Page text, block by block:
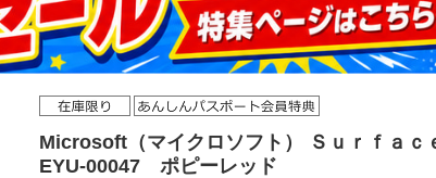
Microsoft（マイクロソフト） Ｓｕｒｆａｃ
EYU-00047 ポピーレッド